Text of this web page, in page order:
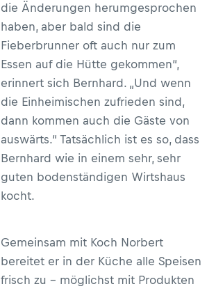
die Änderungen herumgesprochen
haben, aber bald sind die
Fieberbrunner oft auch nur zum
Essen auf die Hütte gekommen“,
erinnert sich Bernhard. „Und wenn
die Einheimischen zufrieden sind,
dann kommen auch die Gäste von
auswärts.“ Tatsächlich ist es so, dass
Bernhard wie in einem sehr, sehr
guten bodenständigen Wirtshaus
kocht.
Gemeinsam mit Koch Norbert
bereitet er in der Küche alle Speisen
frisch zu – möglichst mit Produkten